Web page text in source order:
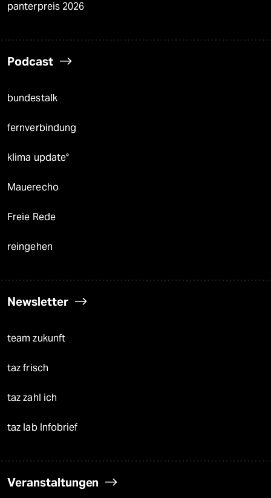
panterpreis 2026
Podcast
bundestalk
fernverbindung
klima update°
Mauerecho
Freie Rede
reingehen
Newsletter
team zukunft
taz frisch
taz zahl ich
taz lab Infobrief
Veranstaltungen